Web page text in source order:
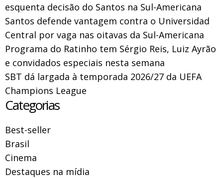
esquenta decisão do Santos na Sul-Americana
Santos defende vantagem contra o Universidad
Central por vaga nas oitavas da Sul-Americana
Programa do Ratinho tem Sérgio Reis, Luiz Ayrão
e convidados especiais nesta semana
SBT dá largada à temporada 2026/27 da UEFA
Champions League
Categorias
Best-seller
Brasil
Cinema
Destaques na mídia